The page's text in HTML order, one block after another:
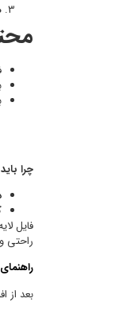
چرا
فایل
راحتی
بعد از